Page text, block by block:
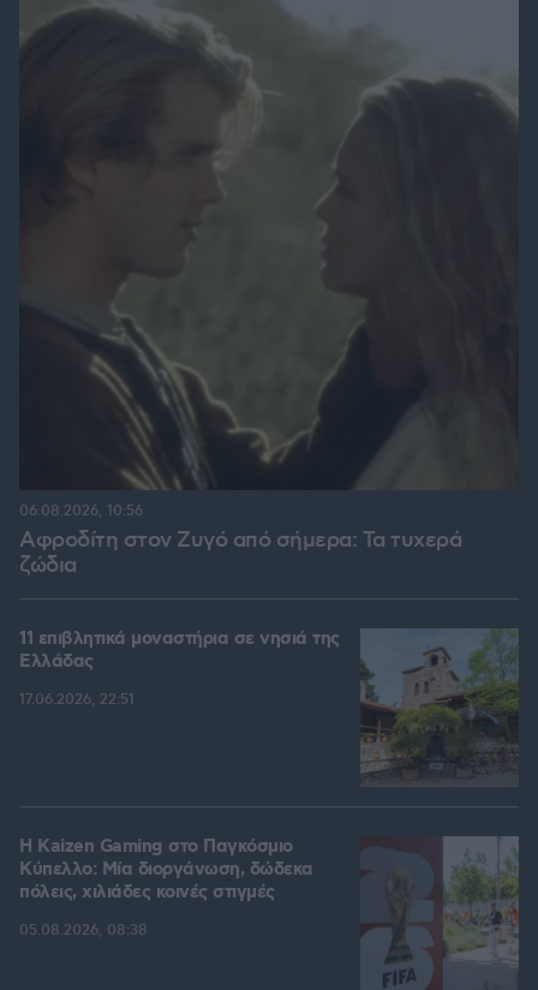
Αφροδίτη στον Ζυγό από σήμερα: Τα τυχερά
ζώδια
06.08.2026, 10:56
11 επιβλητικά μοναστήρια σε νησιά της
Ελλάδας
17.06.2026, 22:51
H Kaizen Gaming στο Παγκόσμιο
Kύπελλο: Μία διοργάνωση, δώδεκα
πόλεις, χιλιάδες κοινές στιγμές
05.08.2026, 08:38